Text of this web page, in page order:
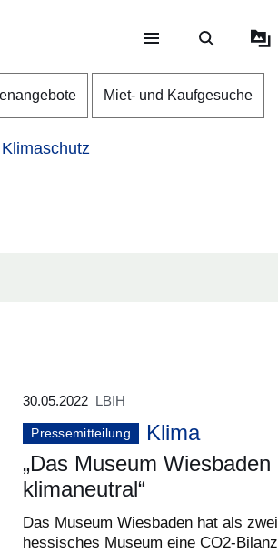
Miet- und Kaufgesuche
Klimaschutz
30.05.2022 LBIH
Pressemitteilung
Klima
„Das Museum Wiesbaden
klimaneutral“
Das Museum Wiesbaden hat als
hessisches Museum eine CO2-